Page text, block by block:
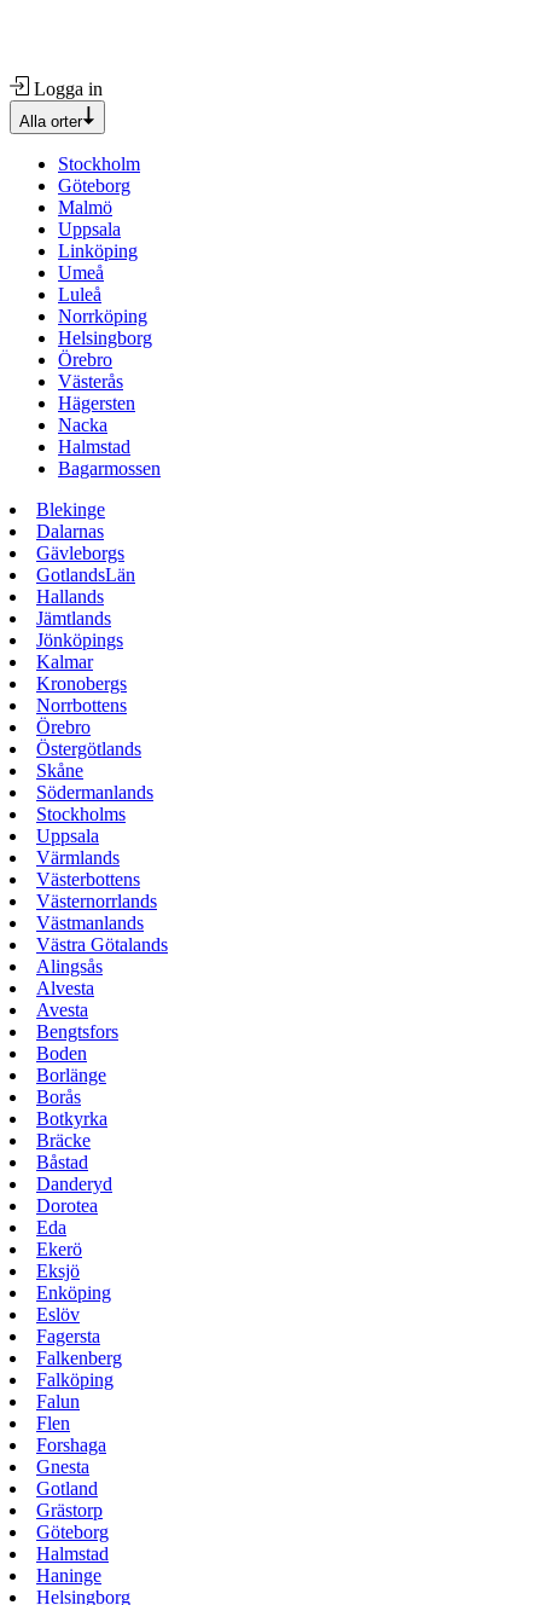
Logga in
Alla orter
Stockholm
Göteborg
Malmö
Uppsala
Linköping
Umeå
Luleå
Norrköping
Helsingborg
Örebro
Västerås
Hägersten
Nacka
Halmstad
Bagarmossen
Blekinge
Dalarnas
Gävleborgs
GotlandsLän
Hallands
Jämtlands
Jönköpings
Kalmar
Kronobergs
Norrbottens
Örebro
Östergötlands
Skåne
Södermanlands
Stockholms
Uppsala
Värmlands
Västerbottens
Västernorrlands
Västmanlands
Västra Götalands
Alingsås
Alvesta
Avesta
Bengtsfors
Boden
Borlänge
Borås
Botkyrka
Bräcke
Båstad
Danderyd
Dorotea
Eda
Ekerö
Eksjö
Enköping
Eslöv
Fagersta
Falkenberg
Falköping
Falun
Flen
Forshaga
Gnesta
Gotland
Grästorp
Göteborg
Halmstad
Haninge
Helsingborg